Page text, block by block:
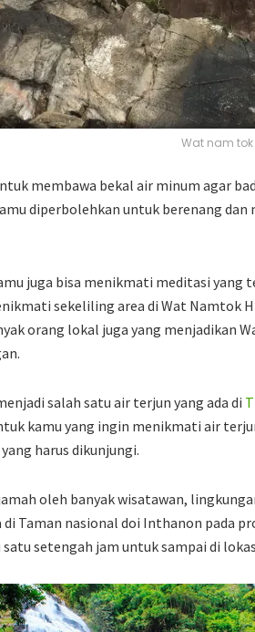
Wat nam
membawa bekal air minum agar
diperbolehkan untuk berenang
juga bisa menikmati meditasi
sekeliling area di Wat Namtok
orang lokal juga yang menjadikan
salah satu air terjun yang ada di
kamu yang ingin menikmati air
harus dikunjungi.
oleh banyak wisatawan,
Taman nasional doi Inthanon pada
setengah jam untuk sampai di